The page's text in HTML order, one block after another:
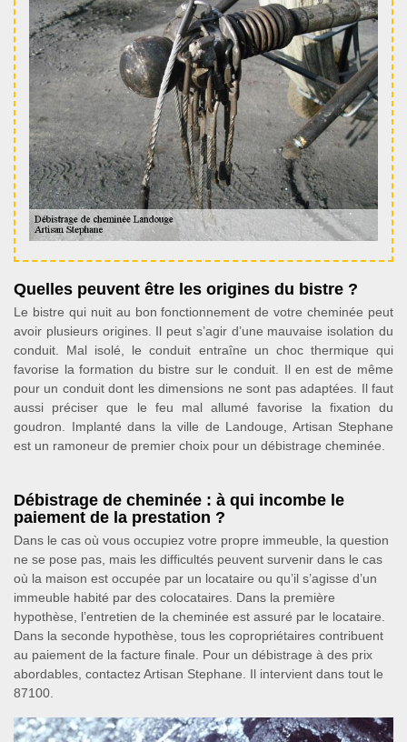
Quelles peuvent être les origines du bistre ?
Le bistre qui nuit au bon fonctionnement de votre cheminée peut
avoir plusieurs origines. Il peut s’agir d’une mauvaise isolation du
conduit. Mal isolé, le conduit entraîne un choc thermique qui
favorise la formation du bistre sur le conduit. Il en est de même
pour un conduit dont les dimensions ne sont pas adaptées. Il faut
aussi préciser que le feu mal allumé favorise la fixation du
goudron. Implanté dans la ville de Landouge, Artisan Stephane
est un ramoneur de premier choix pour un débistrage cheminée.
Débistrage de cheminée : à qui incombe le
paiement de la prestation ?
Dans le cas où vous occupiez votre propre immeuble, la question
ne se pose pas, mais les difficultés peuvent survenir dans le cas
où la maison est occupée par un locataire ou qu’il s’agisse d’un
immeuble habité par des colocataires. Dans la première
hypothèse, l’entretien de la cheminée est assuré par le locataire.
Dans la seconde hypothèse, tous les copropriétaires contribuent
au paiement de la facture finale. Pour un débistrage à des prix
abordables, contactez Artisan Stephane. Il intervient dans tout le
87100.